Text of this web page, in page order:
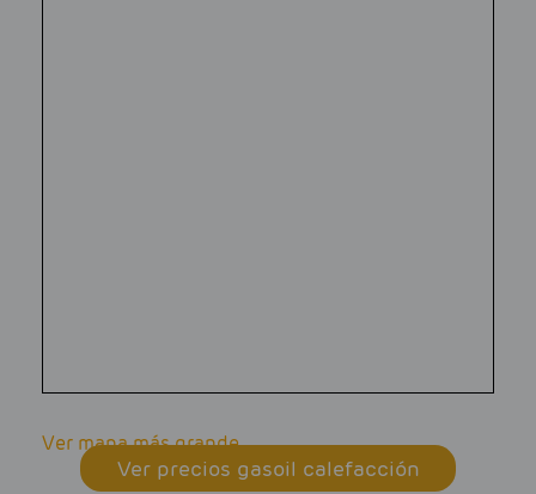
Ver mapa más grande
Ver precios gasoil calefacción